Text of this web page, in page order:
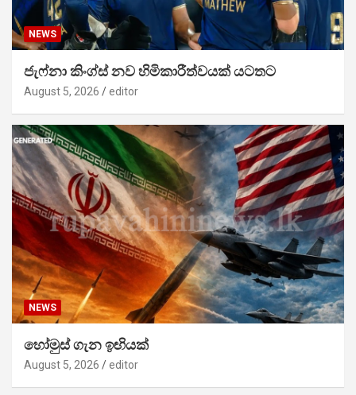
NEWS
ජැෆ්නා කිංග්ස් නව හිමිකාරීත්වයක් යටතට
August 5, 2026 editor
NEWS
හෝමුස් ගැන ඉඟියක්
August 5, 2026 editor